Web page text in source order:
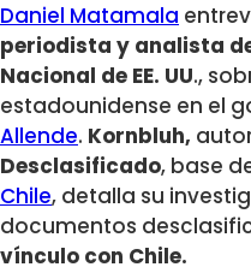
Daniel Matamala
periodista y analista
Nacional de EE. UU.,
estadounidense en el
Allende. Kornbluh,
Desclasificado, base
Chile, detalla su
documentos
vínculo con Chile.